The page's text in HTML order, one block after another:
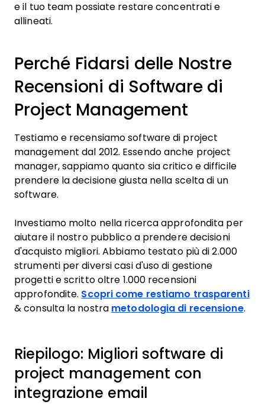
e il tuo team possiate restare concentrati e
allineati.
Perché Fidarsi delle Nostre
Recensioni di Software di
Project Management
Testiamo e recensiamo software di project
management dal 2012. Essendo anche project
manager, sappiamo quanto sia critico e difficile
prendere la decisione giusta nella scelta di un
software.
Investiamo molto nella ricerca approfondita per
aiutare il nostro pubblico a prendere decisioni
d'acquisto migliori. Abbiamo testato più di 2.000
strumenti per diversi casi d'uso di gestione
progetti e scritto oltre 1.000 recensioni
approfondite. Scopri come restiamo trasparenti
& consulta la nostra metodologia di recensione.
Riepilogo: Migliori software di
project management con
integrazione email